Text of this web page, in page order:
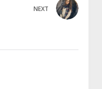
NEXT